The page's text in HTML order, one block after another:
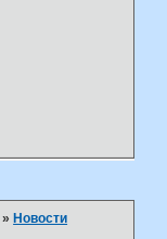
» Новости